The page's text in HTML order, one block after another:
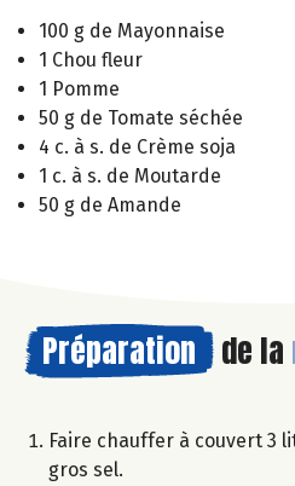
100 g de Mayonnaise
1 Chou fleur
1 Pomme
50 g de Tomate séchée
4 c. à s. de Crème soja
1 c. à s. de Moutarde
50 g de Amande
Préparation de la
Faire chauffer à couvert 3
gros sel.